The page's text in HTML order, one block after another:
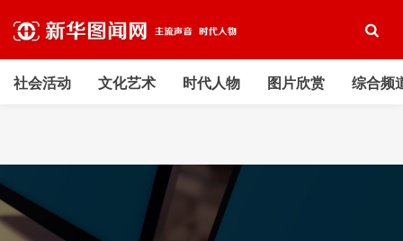
社会活动 文化艺术 时代人物 图片欣赏 综合频